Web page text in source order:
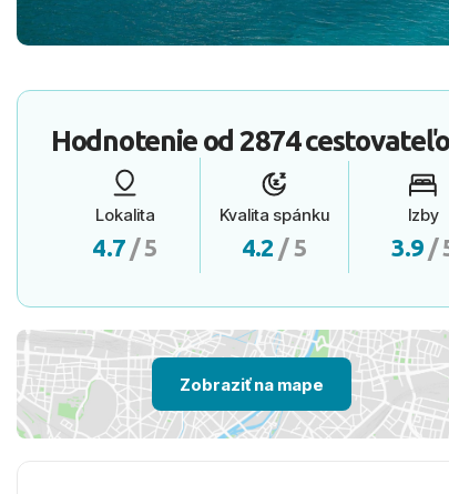
Hodnotenie od 2874
Lokalita
4.7 / 5
Kvalita spánku
4.2 / 5
Izby
3.9 /
Zobraziť na mape